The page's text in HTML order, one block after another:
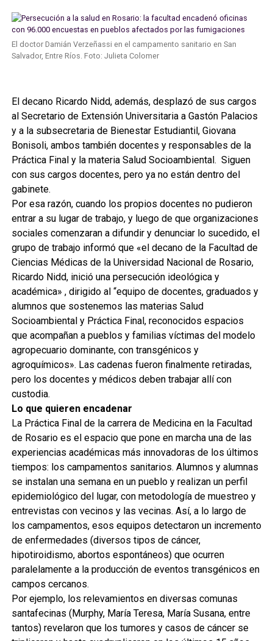
El doctor Damián Verzeñassi en el campamento sanitario en San
Salvador, Entre Ríos. Foto: Julieta Colomer
El decano Ricardo Nidd, además, desplazó de sus cargos
al Secretario de Extensión Universitaria a Gastón Palacios
y a la subsecretaria de Bienestar Estudiantil, Giovana
Bonisoli, ambos también docentes y responsables de la
Práctica Final y la materia Salud Socioambiental. Siguen
con sus cargos docentes, pero ya no están dentro del
gabinete.
Por esa razón, cuando los propios docentes no pudieron
entrar a su lugar de trabajo, y luego de que organizaciones
sociales comenzaran a difundir y denunciar lo sucedido, el
grupo de trabajo informó que «el decano de la Facultad de
Ciencias Médicas de la Universidad Nacional de Rosario,
Ricardo Nidd, inició una persecución ideológica y
académica» , dirigido al “equipo de docentes, graduados y
alumnos que sostenemos las materias Salud
Socioambiental y Práctica Final, reconocidos espacios
que acompañan a pueblos y familias víctimas del modelo
agropecuario dominante, con transgénicos y
agroquímicos». Las cadenas fueron finalmente retiradas,
pero los docentes y médicos deben trabajar allí con
custodia.
Lo que quieren encadenar
La Práctica Final de la carrera de Medicina en la Facultad
de Rosario es el espacio que pone en marcha una de las
experiencias académicas más innovadoras de los últimos
tiempos: los campamentos sanitarios. Alumnos y alumnas
se instalan una semana en un pueblo y realizan un perfil
epidemiológico del lugar, con metodología de muestreo y
entrevistas con vecinos y las vecinas. Así, a lo largo de
los campamentos, esos equipos detectaron un incremento
de enfermedades (diversos tipos de cáncer,
hipotiroidismo, abortos espontáneos) que ocurren
paralelamente a la producción de eventos transgénicos en
campos cercanos.
Por ejemplo, los relevamientos en diversas comunas
santafecinas (Murphy, María Teresa, María Susana, entre
tantos) revelaron que los tumores y casos de cáncer se